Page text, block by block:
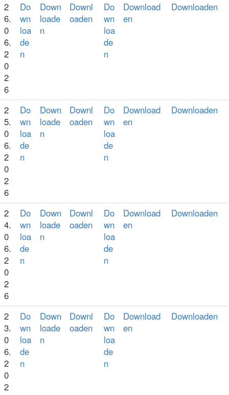
2
6.
0
6.
2
0
2
6
Do
wn
loa
de
n
Down
loade
n
Downl
oaden
Do
wn
loa
de
n
Download
en
Downloaden
2
5.
0
6.
2
0
2
6
Do
wn
loa
de
n
Down
loade
n
Downl
oaden
Do
wn
loa
de
n
Download
en
Downloaden
2
4.
0
6.
2
0
2
6
Do
wn
loa
de
n
Down
loade
n
Downl
oaden
Do
wn
loa
de
n
Download
en
Downloaden
2
3.
0
6.
2
0
2
Do
wn
loa
de
n
Down
loade
n
Downl
oaden
Do
wn
loa
de
n
Download
en
Downloaden